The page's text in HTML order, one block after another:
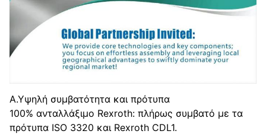
Α.Υψηλή συμβατότητα και πρότυπα
100% ανταλλάξιμο Rexroth: πλήρως συμβατό με τα
πρότυπα ISO 3320 και Rexroth CDL1.